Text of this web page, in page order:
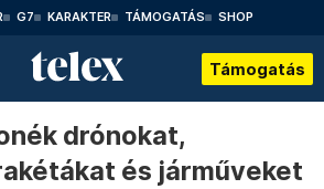
G7 KARAKTER TÁMOGATÁS SHOP
Támogatás
drónokat,
és járműveket